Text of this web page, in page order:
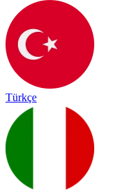
Türkçe